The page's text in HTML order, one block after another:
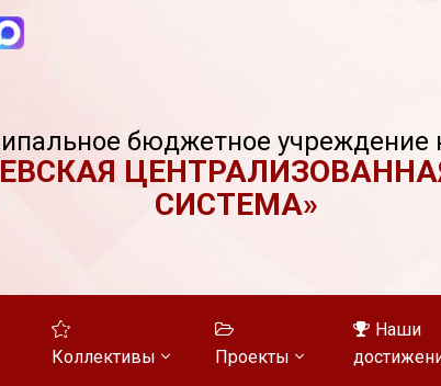
бюджетное учреждение
СИСТЕМА»
Коллективы Проекты
Наши